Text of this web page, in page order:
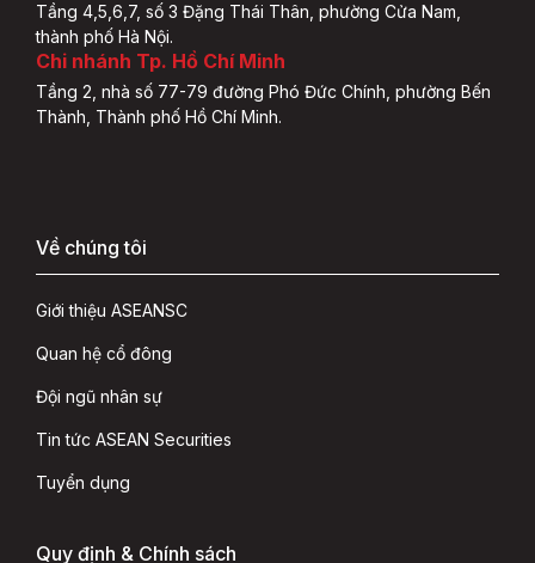
Tầng 4,5,6,7, số 3 Đặng Thái Thân, phường Cửa Nam,
thành phố Hà Nội.
Chi nhánh Tp. Hồ Chí Minh
Tầng 2, nhà số 77-79 đường Phó Đức Chính, phường Bến
Thành, Thành phố Hồ Chí Minh.
Về chúng tôi
Giới thiệu ASEANSC
Quan hệ cổ đông
Đội ngũ nhân sự
Tin tức ASEAN Securities
Tuyển dụng
Quy định & Chính sách